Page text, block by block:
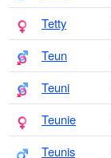
Tetty
Teun
Teuni
Teunie
Teunis